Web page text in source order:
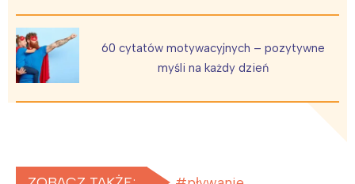
60 cytatów motywacyjnych – pozytywne
myśli na każdy dzień